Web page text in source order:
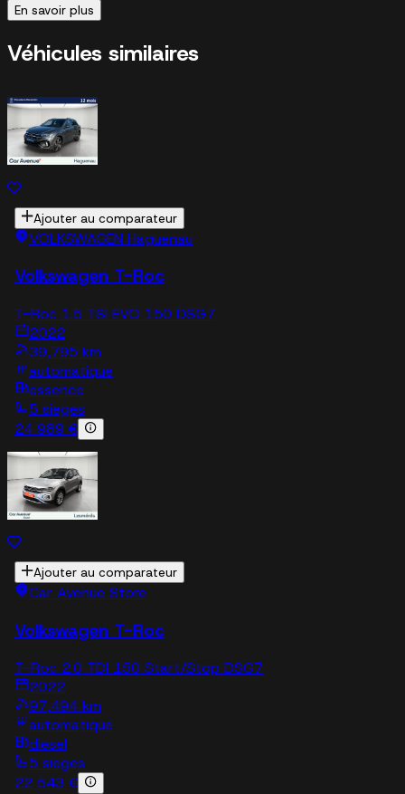
En savoir plus
Véhicules similaires
Ajouter au comparateur
VOLKSWAGEN Haguenau
Volkswagen T-Roc
T-Roc 1.5 TSI EVO 150 DSG7
2022
39,795 km
automatique
essence
5 sieges
24 989 €
Ajouter au comparateur
Car Avenue Store
Volkswagen T-Roc
T-Roc 2.0 TDI 150 Start/Stop DSG7
2022
97,494 km
automatique
diesel
5 sieges
22 543 €